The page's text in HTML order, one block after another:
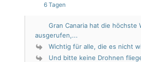
6 Tagen
Gran Canaria hat die höchste
ausgerufen,...
Wichtig für alle, die es nicht
Und bitte keine Drohnen